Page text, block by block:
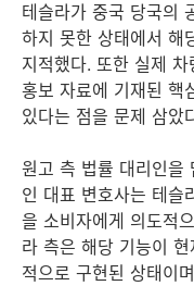
테슬라가 중국 당국의
하지 못한 상태에서 해
지적했다. 또한 실제
홍보 자료에 기재된 핵
있다는 점을 문제 삼았
원고 측 법률 대리인을
인 대표 변호사는 테슬
을 소비자에게 의도적
라 측은 해당 기능이
적으로 구현된 상태이